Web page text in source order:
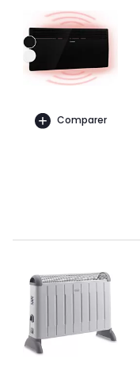
Comparer